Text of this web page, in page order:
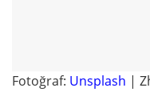
Fotoğraf: Unsplash |